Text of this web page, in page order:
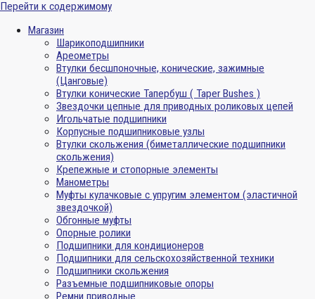
Перейти к содержимому
Магазин
Шарикоподшипники
Ареометры
Втулки бесшпоночные, конические, зажимные
(Цанговые)
Втулки конические Тапербуш ( Taper Bushes )
Звездочки цепные для приводных роликовых цепей
Игольчатые подшипники
Корпусные подшипниковые узлы
Втулки скольжения (биметаллические подшипники
скольжения)
Крепежные и стопорные элементы
Манометры
Муфты кулачковые с упругим элементом (эластичной
звездочкой)
Обгонные муфты
Опорные ролики
Подшипники для кондиционеров
Подшипники для сельскохозяйственной техники
Подшипники скольжения
Разъемные подшипниковые опоры
Ремни приводные